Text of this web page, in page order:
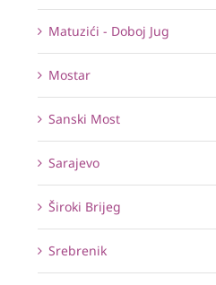
Matuzići - Doboj Jug
Mostar
Sanski Most
Sarajevo
Široki Brijeg
Srebrenik